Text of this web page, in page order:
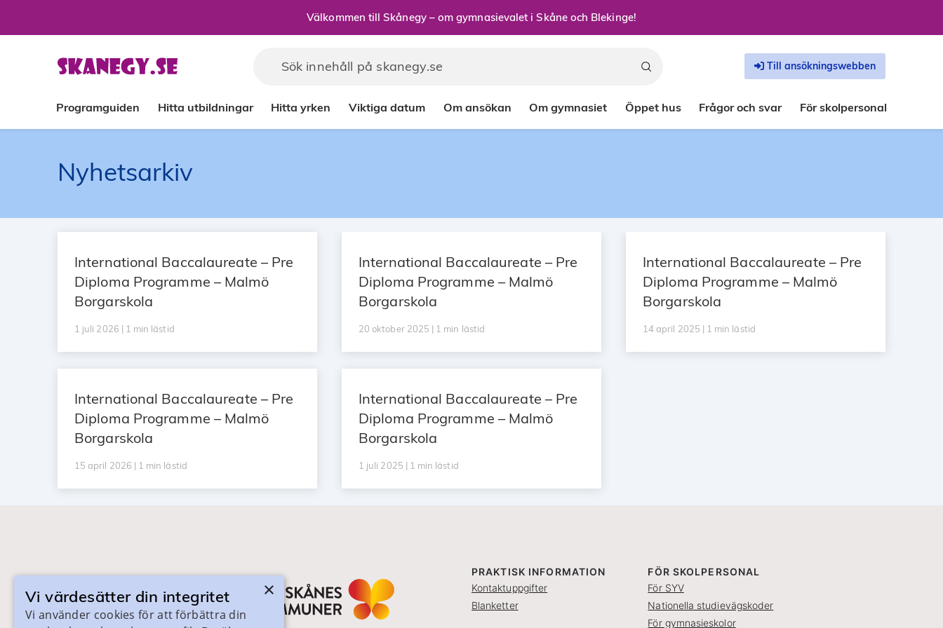
Välkommen till Skånegy – om gymnasievalet i Skåne och Blekinge!
Programguiden Hitta utbildningar Hitta yrken Viktiga datum Om ansökan Om gymnasiet Öppet hus Frågor och svar För skolpersonal
Till ansökningswebben
Nyhetsarkiv
International Baccalaureate – Pre
Diploma Programme – Malmö
Borgarskola
1 juli 2026 | 1 min lästid
International Baccalaureate – Pre
Diploma Programme – Malmö
Borgarskola
15 april 2026 | 1 min lästid
International Baccalaureate – Pre
Diploma Programme – Malmö
Borgarskola
20 oktober 2025 | 1 min lästid
International Baccalaureate – Pre
Diploma Programme – Malmö
Borgarskola
1 juli 2025 | 1 min lästid
International Baccalaureate – Pre
Diploma Programme – Malmö
Borgarskola
14 april 2025 | 1 min lästid
PRAKTISK INFORMATION
Kontaktuppgifter
Blanketter
FÖR SKOLPERSONAL
För SYV
Nationella studievägskoder
För gymnasieskolor
×
Vi värdesätter din integritet
Vi använder cookies för att förbättra din